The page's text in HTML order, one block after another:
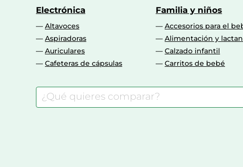
Electrónica
Altavoces
Aspiradoras
Auriculares
Cafeteras de cápsulas
Familia y niños
Accesorios para el
Alimentación y
Calzado infantil
Carritos de bebé